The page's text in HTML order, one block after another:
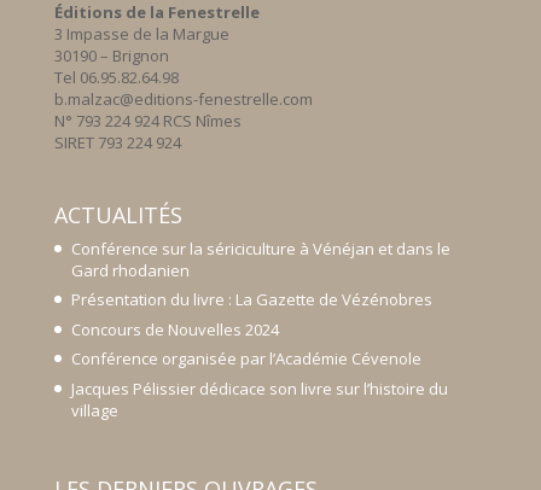
Éditions de la Fenestrelle
3 Impasse de la Margue
30190 – Brignon
Tel 06.95.82.64.98
b.malzac@editions-fenestrelle.com
N° 793 224 924 RCS Nîmes
SIRET 793 224 924
ACTUALITÉS
Conférence sur la sériciculture à Vénéjan et dans le
Gard rhodanien
Présentation du livre : La Gazette de Vézénobres
Concours de Nouvelles 2024
Conférence organisée par l’Académie Cévenole
Jacques Pélissier dédicace son livre sur l’histoire du
village